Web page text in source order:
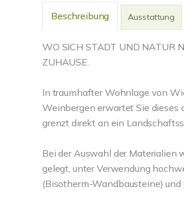
Beschreibung Ausstattung
WO SICH STADT UND NATUR
ZUHAUSE.
In traumhafter Wohnlage von
Weinbergen erwartet Sie dieses
grenzt direkt an ein
Bei der Auswahl der Materialien
gelegt, unter Verwendung
(Bisotherm-Wandbausteine)